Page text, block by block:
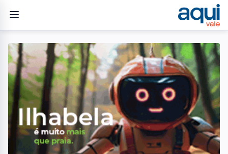
Home/Geral/
ONG do Vale do Paraíba lança cartilha para reduzir abandono
escolar causado por discriminação e bullying